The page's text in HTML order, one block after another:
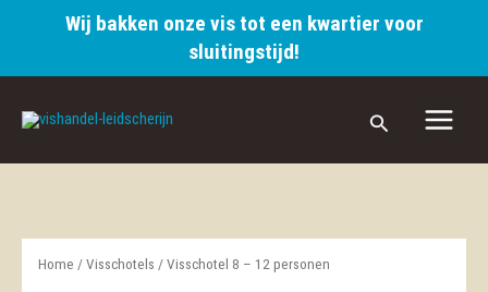
Wij bakken onze vis tot een kwartier voor
sluitingstijd!
naar
Zoeken
Home / Visschotels / Visschotel 8 – 12 personen